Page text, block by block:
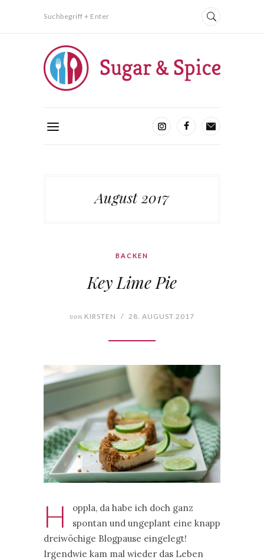
Suchbegriff + Enter
August 2017
BACKEN
Key Lime Pie
von KIRSTEN / 28. AUGUST 2017
H
oppla, da habe ich doch ganz
spontan und ungeplant eine knapp
dreiwöchige Blogpause eingelegt!
Irgendwie kam mal wieder das Leben